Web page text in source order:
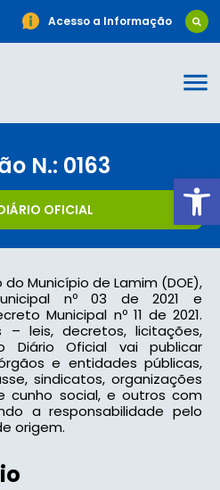
Acesso a Informação
N.: 0163
OFICIAL
Município de Lamim (DOE),
nº 03 de 2021 e
Municipal nº 11 de 2021.
leis, decretos, licitações,
Diário Oficial vai publicar
e entidades públicas,
sindicatos, organizações
cunho social, e outros com
a responsabilidade pelo
origem.